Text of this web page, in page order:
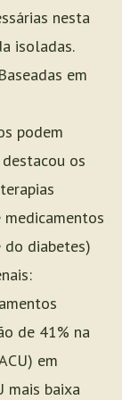
nesta
isoladas.
em
podem
os
medicamentos
diabetes)
de 41% na
em
mais baixa